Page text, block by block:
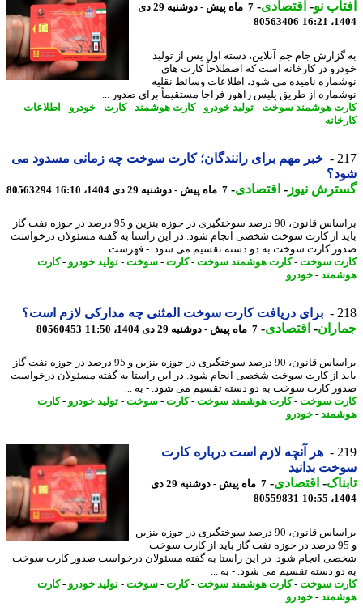
نو- اقتصادی-
7 ماه پیش - دوشنبه 29 دی
80563406
جام جم آنلاین، دسته اول پس از تولید
در کارخانه است که اصطلاحاً کارت های
نامیده می شود، اطلاعات وسائط نقلیه
از طریق پلیس راهور فراجا مستقیماً برای صدور ...
هوشمند سوخت-تولید خودرو-کارت هوشمند-کارت- خودرو-اطلاعات-
خبر مهم برای رانندگان؛ کارت سوخت چه زمانی مسدود می
نیوز-اقتصادی-7 ماه پیش - دوشنبه 29 دی 1404، 16:10 80563294
براساس قانون، 90 درصد سوختگیری در حوزه بنزین و 95 درصد در حوزه نفت گاز
از کارت سوخت شخصی انجام شود. در این راستا به گفته مسئولان درخواست
کارت سوخت به دو دسته تقسیم می شود. - فهرست ...
سوخت-کارت هوشمند سوخت-کارت- سوخت-تولید خودرو-کارت
-خودرو
برای دریافت کارت سوخت المثنی چه مدارکی لازم است؟
- اقتصادی-7 ماه پیش - دوشنبه 29 دی 1404، 11:50 80560453
براساس قانون، 90 درصد سوختگیری در حوزه بنزین و 95 درصد در حوزه نفت گاز
از کارت سوخت شخصی انجام شود. در این راستا به گفته مسئولان درخواست
کارت سوخت به دو دسته تقسیم می شود. - به ...
سوخت-کارت هوشمند سوخت-کارت- سوخت-تولید خودرو-کارت
-خودرو
هر آنچه لازم است درباره کارت
بدانید
-اقتصادی-
7 ماه پیش - دوشنبه 29 دی
80559831
براساس قانون، 90 درصد سوختگیری در حوزه بنزین
و 95 درصد در حوزه نفت گاز باید از کارت سوخت
انجام شود. در این راستا به گفته مسئولان درخواست صدور کارت سوخت
دسته تقسیم می شود. - به ...
سوخت-کارت هوشمند سوخت-کارت- سوخت-تولید خودرو-کارت
-خودرو